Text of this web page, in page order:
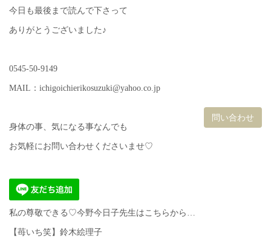
今日も最後まで読んで下さって
ありがとうございました♪
0545-50-9149
MAIL：ichigoichierikosuzuki@yahoo.co.jp
問い合わせ
身体の事、気になる事なんでも
お気軽にお問い合わせくださいませ♡
私の尊敬できる♡今野今日子先生はこちらから…
【苺いち笑】鈴木絵理子